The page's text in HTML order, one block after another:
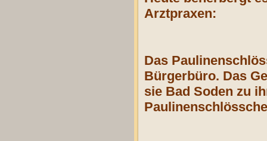
Arztpraxen:
Das
Bürgerbüro. Das
sie Bad Soden zu